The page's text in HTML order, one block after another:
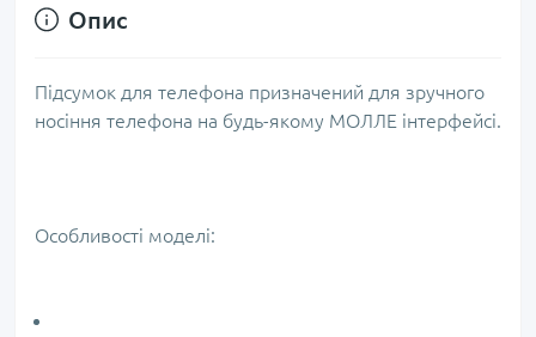
Опис
Підсумок для телефона призначений для зручного
носіння телефона на будь-якому МОЛЛЕ інтерфейсі.
Особливості моделі: